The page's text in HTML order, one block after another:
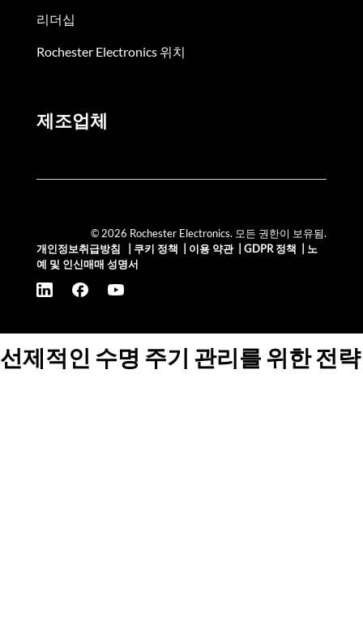
리더십
Rochester Electronics 위치
제조업체
© 2026 Rochester Electronics. 모든 권한이 보유됨.
개인정보취급방침
쿠키 정책 이용 약관| GDPR 정책
노
예 및 인신매매 성명서
선제적인 수명 주기 관리를 위한 전략